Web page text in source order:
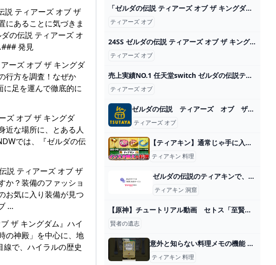
説 ティアーズ オブ ザ
にあることに気づきま
の伝説 ティアーズ オ
発見
ーズ オブ ザ キングダ
行方を調査！なぜか
に足を運んで徹底的に
ズ オブ ザ キングダ
近な場所に、とある人
では、『ゼルダの伝
説 ティアーズ オブ ザ
か？装備のファッショ
お気に入り装備が見つ
…
ザ キングダム』ハイ
の神殿」を中心に、地
で、ハイラルの歴史
「ゼルダの伝説 ティアーズ オブ ザ キングダム」レビュー - GAME Watch
ティアーズ オブ
24SS ゼルダの伝説 ティアーズ オブ ザ キングダム UT - YouTube
ティアーズ オブ
売上実績NO.1 任天堂switch ゼルダの伝説ティアーズオブキングダム Nintendo Switch - bestcheerstone.com
ティアーズ オブ
ゼルダの伝説 ティアーズ オブ ザ キングダム/Nintendo Switch セルゲーム - TSUTAYA 店舗情報 - レンタル・販売 在庫検索
ティアーズ オブ
【ティアキン】通常じゃ手に入らない変わった料理 - YouTube
ティアキン 料理
ゼルダの伝説のティアキンで、マヨイを倒した後の洞窟にルミーが湧くことはあります... - Yahoo!知恵袋
ティアキン 洞窟
【原神】チュートリアル動画 セトス「至賢の遺贈」（ナレーション ダインスレイヴ CV：津田健次郎） – Playing Games
賢者の遺志
意外と知らない料理メモの機能 #ゼルダの伝説 #ティアキン#攻略 - YouTube
ティアキン 料理